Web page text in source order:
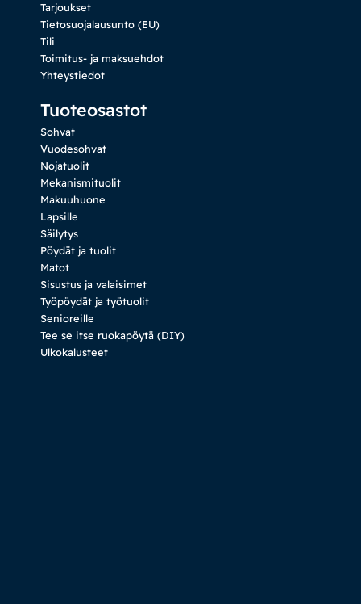
Tarjoukset
Tietosuojalausunto (EU)
Tili
Toimitus- ja maksuehdot
Yhteystiedot
Tuoteosastot
Sohvat
Vuodesohvat
Nojatuolit
Mekanismituolit
Makuuhuone
Lapsille
Säilytys
Pöydät ja tuolit
Matot
Sisustus ja valaisimet
Työpöydät ja työtuolit
Senioreille
Tee se itse ruokapöytä (DIY)
Ulkokalusteet